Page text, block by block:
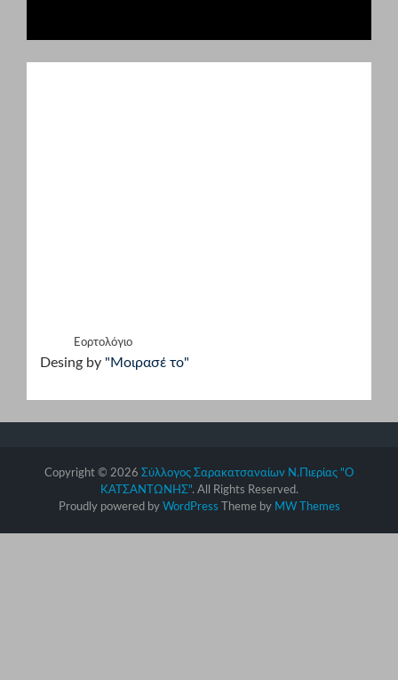
Εορτολόγιο
Desing by "Μοιρασέ το"
Copyright © 2026 Σύλλογος Σαρακατσαναίων Ν.Πιερίας "Ο
ΚΑΤΣΑΝΤΩΝΗΣ". All Rights Reserved.
Proudly powered by WordPress Theme by MW Themes